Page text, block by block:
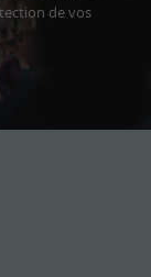
de vos